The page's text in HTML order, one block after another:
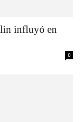
influyó en
0